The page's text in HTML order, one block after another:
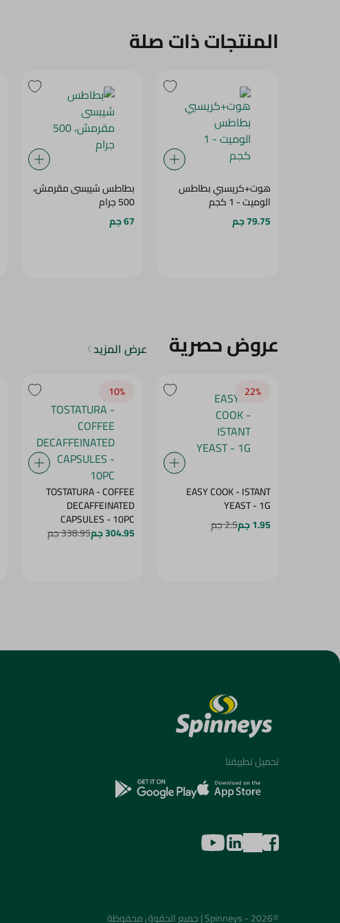
المنتجات ذات صلة
هوت+كريسبي بطاطس
الوميت - 1 كجم
79.75 جم
بطاطس شيبسى مقرمش،
500 جرام
67 جم
عروض حصرية عرض المزيد
22‎%‎
EASY COOK - ISTANT
YEAST - 1G
1.95 جم
2.5 جم
10‎%‎
TOSTATURA - COFFEE
DECAFFEINATED
CAPSULES - 10PC
304.95 جم 338.95 جم
تحميل تطبيقنا
©2026 - Spinneys | جميع الحقوق محفوظة